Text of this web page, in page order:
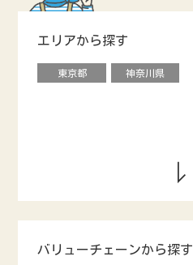
エリアから探す
東京都 神奈川県
バリューチェーンから探す